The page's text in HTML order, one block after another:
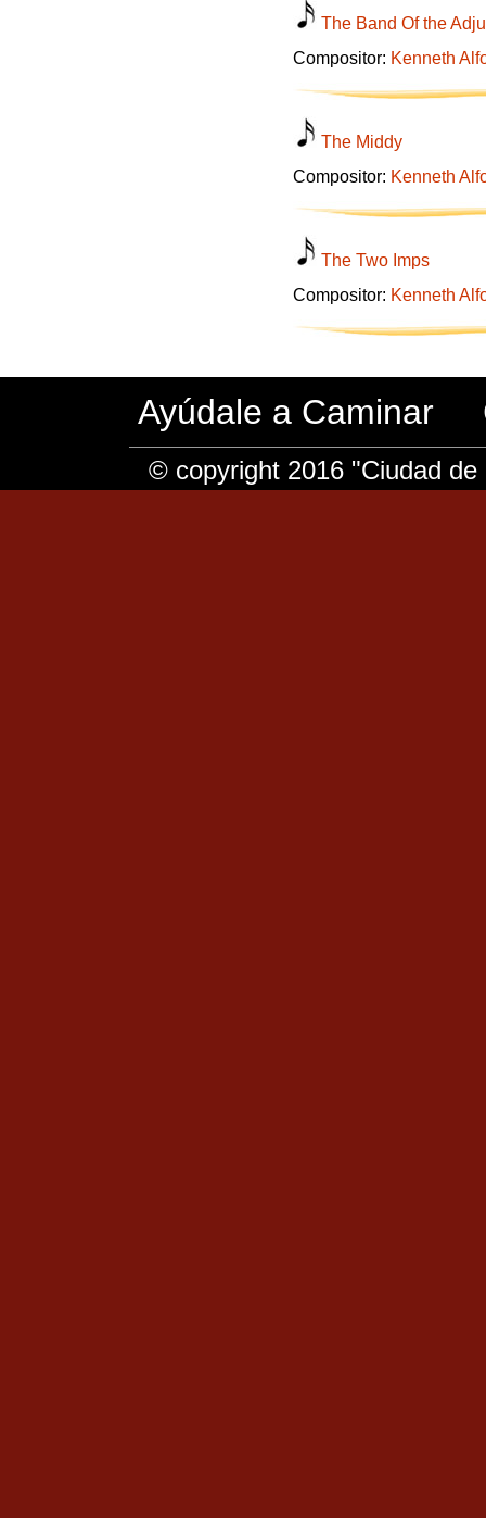
The Band Of the
Compositor: Kenneth
The Middy
Compositor: Kenneth
The Two Imps
Compositor: Kenneth
Ayúdale a Caminar
© copyright 2016 "Ciudad